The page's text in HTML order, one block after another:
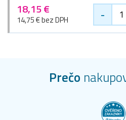
18,15 €
14,75 € bez DPH -
Prečo